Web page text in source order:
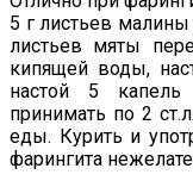
5 г листьев
листьев мяты
кипящей воды,
настой 5 капель
принимать по 2
еды. Курить и
фарингита